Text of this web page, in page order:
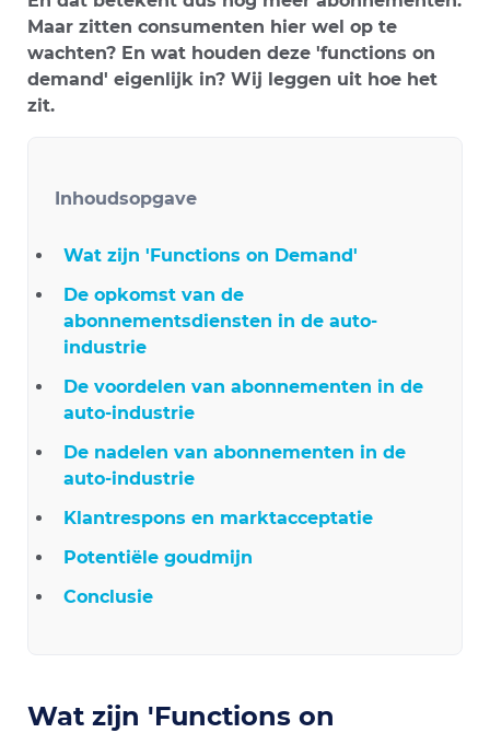
Maar zitten consumenten hier wel op te
wachten? En wat houden deze 'functions on
demand' eigenlijk in? Wij leggen uit hoe het
zit.
Inhoudsopgave
Wat zijn 'Functions on Demand'
De opkomst van de
abonnementsdiensten in de auto-
industrie
De voordelen van abonnementen in de
auto-industrie
De nadelen van abonnementen in de
auto-industrie
Klantrespons en marktacceptatie
Potentiële goudmijn
Conclusie
Wat zijn 'Functions on